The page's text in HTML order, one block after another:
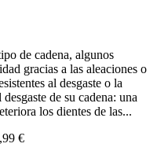
de cadena, algunos
gracias a las aleaciones o
al desgaste o la
de su cadena: una
los dientes de las...
€